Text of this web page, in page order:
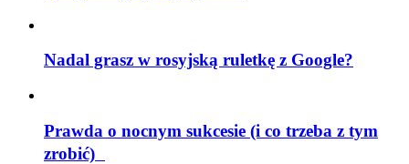
Nadal grasz w rosyjską ruletkę z Google?
Prawda o nocnym sukcesie (i co trzeba z tym
zrobić)